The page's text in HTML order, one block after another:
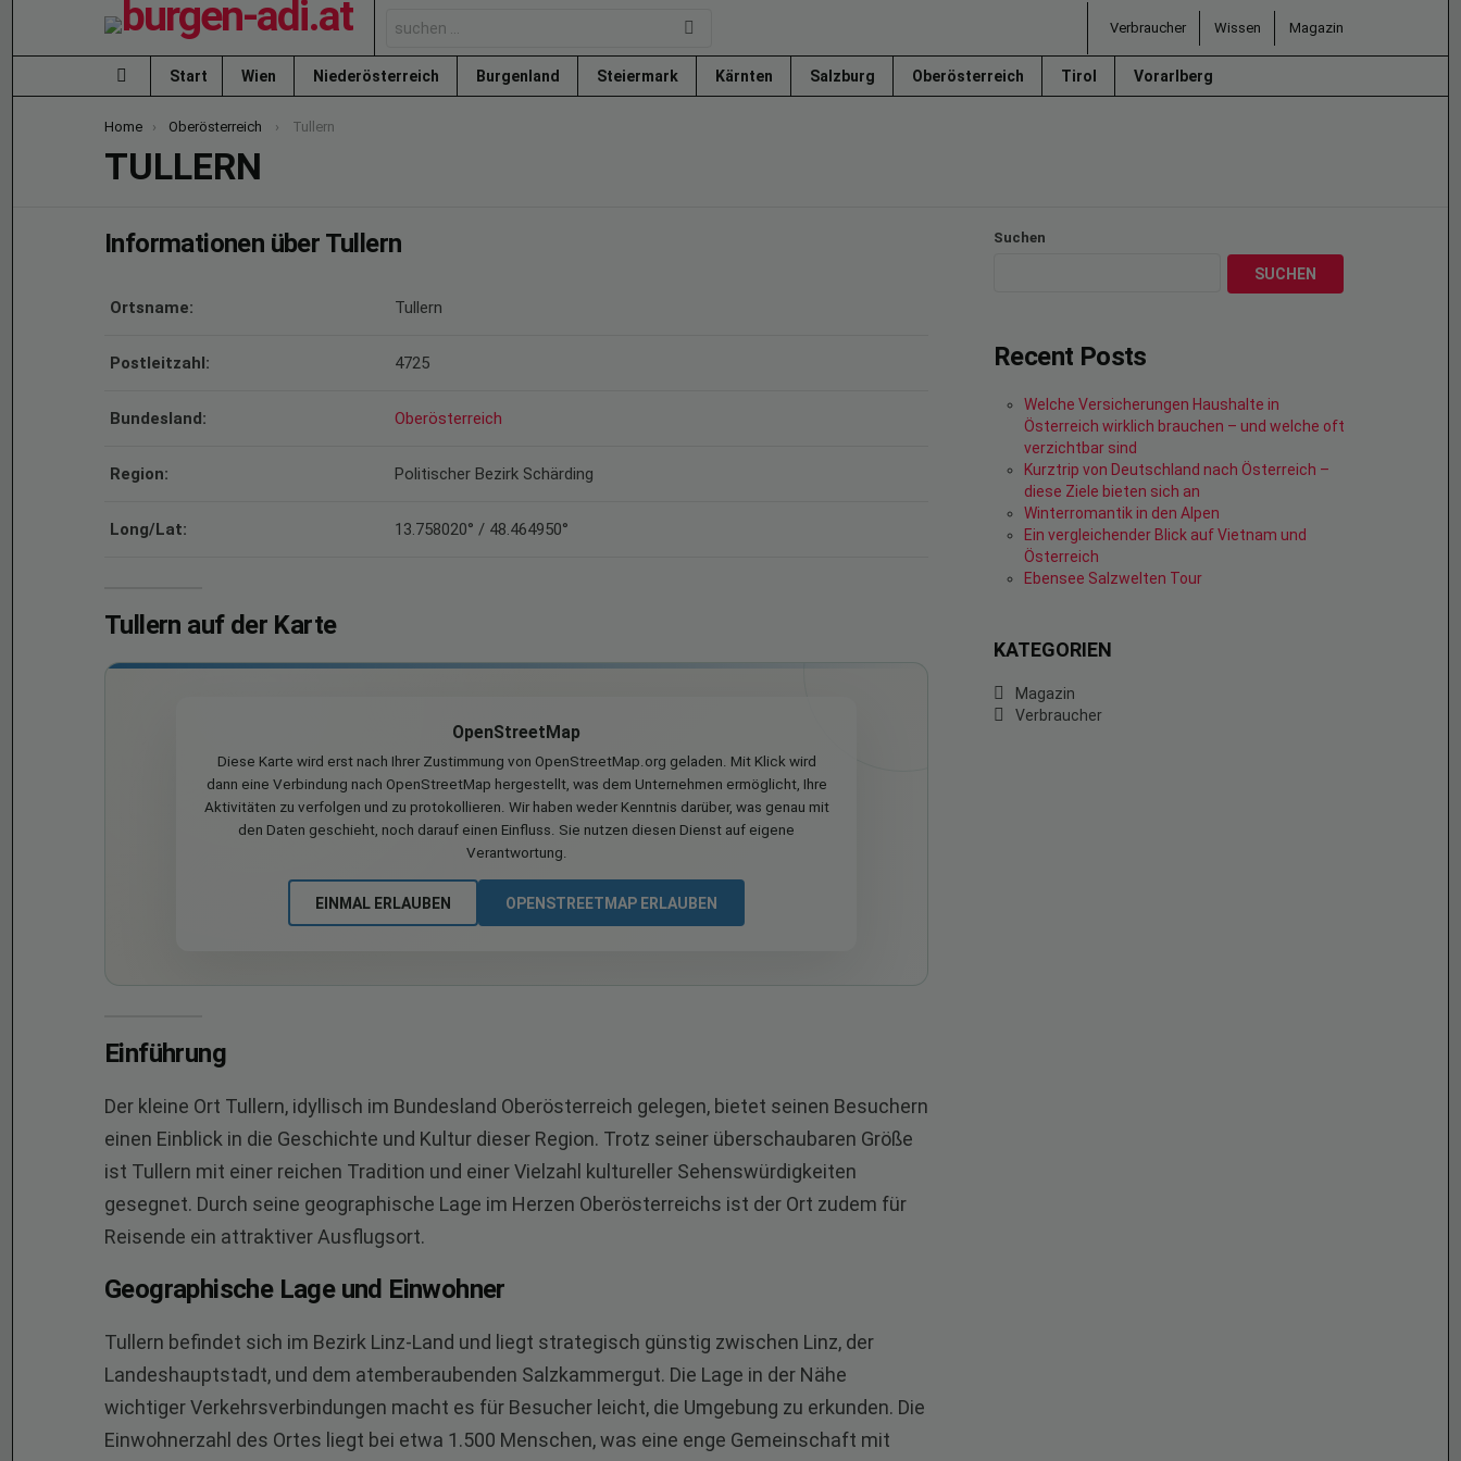
for:
Verbraucher Wissen Magazin
Menu
Start Wien Niederösterreich Burgenland Steiermark Kärnten Salzburg Oberösterreich Tirol Vorarlberg
You are here:
Home Oberösterreich Tullern
TULLERN
Informationen über Tullern
Ortsname: Tullern
Postleitzahl: 4725
Bundesland: Oberösterreich
Region: Politischer Bezirk Schärding
Long/Lat: 13.758020° / 48.464950°
Tullern auf der Karte
OpenStreetMap
Diese Karte wird erst nach Ihrer Zustimmung von OpenStreetMap.org geladen. Mit Klick wird
dann eine Verbindung nach OpenStreetMap hergestellt, was dem Unternehmen ermöglicht, Ihre
Aktivitäten zu verfolgen und zu protokollieren. Wir haben weder Kenntnis darüber, was genau mit
den Daten geschieht, noch darauf einen Einfluss. Sie nutzen diesen Dienst auf eigene
Verantwortung.
EINMAL ERLAUBEN OPENSTREETMAP ERLAUBEN
Einführung
Der kleine Ort Tullern, idyllisch im Bundesland Oberösterreich gelegen, bietet seinen Besuchern
einen Einblick in die Geschichte und Kultur dieser Region. Trotz seiner überschaubaren Größe
ist Tullern mit einer reichen Tradition und einer Vielzahl kultureller Sehenswürdigkeiten
gesegnet. Durch seine geographische Lage im Herzen Oberösterreichs ist der Ort zudem für
Reisende ein attraktiver Ausflugsort.
Geographische Lage und Einwohner
Tullern befindet sich im Bezirk Linz-Land und liegt strategisch günstig zwischen Linz, der
Landeshauptstadt, und dem atemberaubenden Salzkammergut. Die Lage in der Nähe
wichtiger Verkehrsverbindungen macht es für Besucher leicht, die Umgebung zu erkunden. Die
Einwohnerzahl des Ortes liegt bei etwa 1.500 Menschen, was eine enge Gemeinschaft mit
Suchen
SUCHEN
Recent Posts
Welche Versicherungen Haushalte in
Österreich wirklich brauchen – und welche oft
verzichtbar sind
Kurztrip von Deutschland nach Österreich –
diese Ziele bieten sich an
Winterromantik in den Alpen
Ein vergleichender Blick auf Vietnam und
Österreich
Ebensee Salzwelten Tour
KATEGORIEN
Magazin
Verbraucher